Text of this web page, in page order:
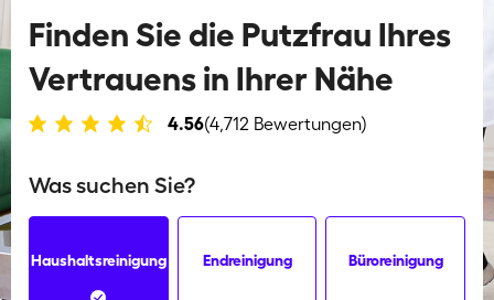
Finden Sie die Putzfrau Ihres
Vertrauens in Ihrer Nähe
4.56(4,712 Bewertungen)
Was suchen Sie?
Haushaltsreinigung Endreinigung Büroreinigung